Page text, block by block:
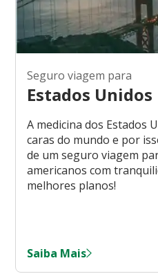
Seguro viagem para
Estados Unidos
A medicina dos Estados
caras do mundo e por
de um seguro viagem
americanos com
melhores planos!
Saiba Mais